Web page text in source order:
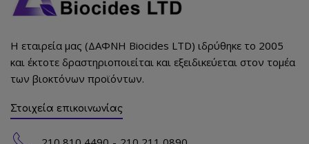
Η εταιρεία μας (ΔΑΦΝΗ Biocides LTD) ιδρύθηκε το 2005
και έκτοτε δραστηριοποιείται και εξειδικεύεται στον τομέα
των βιοκτόνων προϊόντων.
Στοιχεία επικοινωνίας